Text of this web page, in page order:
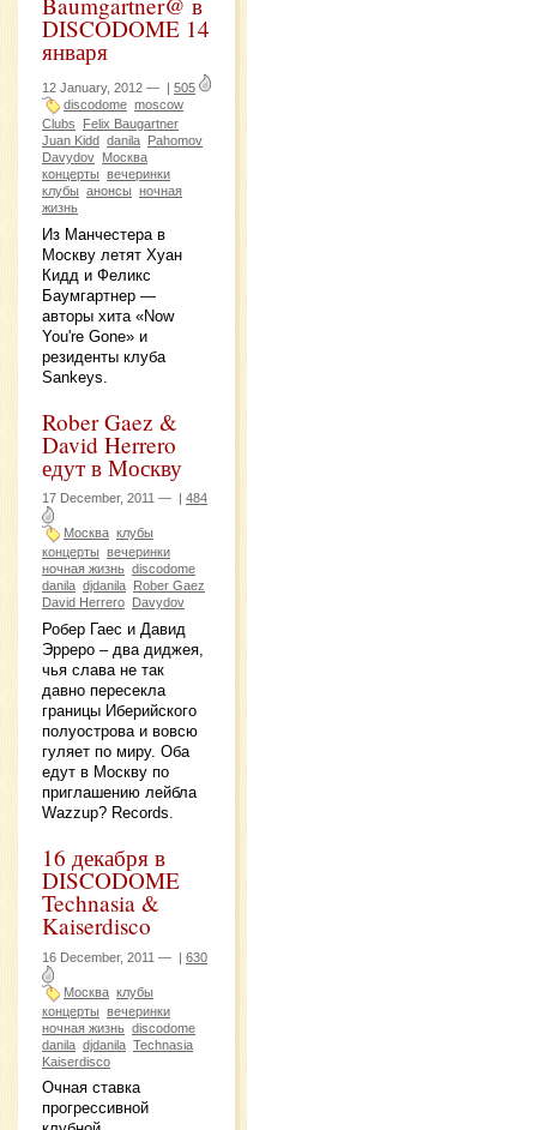
DISCODOME 14
января
12 January, 2012 — | 505
discodome moscow
Clubs
Felix Baugartner
Juan Kidd danila Pahomov
Davydov Москва
концерты вечеринки
клубы анонсы ночная
жизнь
Из Манчестера в
Москву летят Хуан
Кидд и Феликс
Баумгартнер —
авторы хита «Now
You're Gone» и
резиденты клуба
Sankeys.
Rober Gaez &
David Herrero
едут в Москву
17 December, 2011 — 484
Москва клубы
концерты вечеринки
ночная жизнь discodome
danila djdanila
Rober Gaez
David Herrero
Davydov
Робер Гаес и Давид
Эрреро – два диджея,
чья слава не так
давно пересекла
границы Иберийского
полуострова и вовсю
гуляет по миру. Оба
едут в Москву по
приглашению лейбла
Wazzup? Records.
16 декабря в
DISCODOME
Technasia &
Kaiserdisco
16 December, 2011 — | 630
Москва клубы
концерты вечеринки
ночная жизнь discodome
danila djdanila Technasia
Kaiserdisco
Очная ставка
прогрессивной